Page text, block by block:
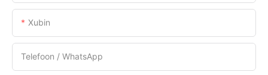
Xubin
Telefoon / WhatsApp